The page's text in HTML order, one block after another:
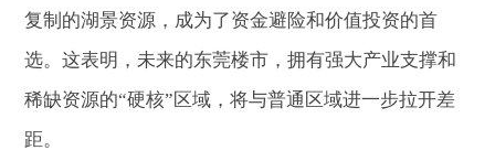
复制的湖景资源，成为了资金避险和价值投资的首
选。这表明，未来的东莞楼市，拥有强大产业支撑和
稀缺资源的“硬核”区域，将与普通区域进一步拉开差
距。